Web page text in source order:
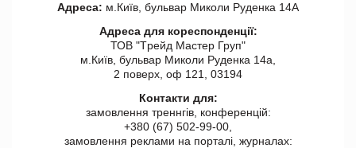
Адреса: м.Київ, бульвар Миколи Руденка 14А
Адреса для кореспонденції:
ТОВ "Tрейд Мастер Груп"
м.Київ, бульвар Миколи Руденка 14а,
2 поверх, оф 121, 03194
Контакти для:
замовлення треннгів, конференцій:
+380 (67) 502-99-00,
замовлення реклами на порталі, журналах: